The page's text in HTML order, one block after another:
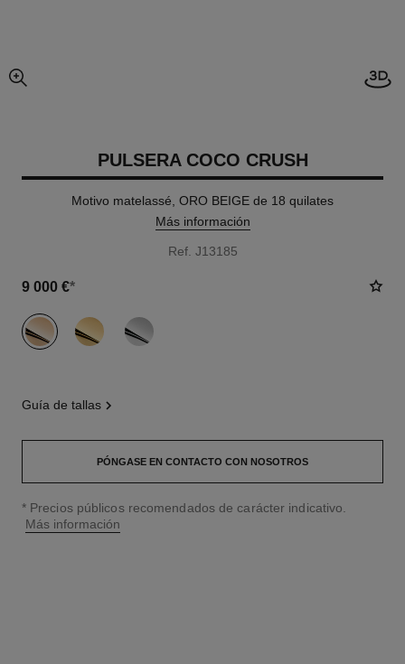
imagen agrandada
PULSERA COCO CRUSH
Motivo matelassé, ORO BEIGE de 18 quilates
Más información
Ref. J13185
9 000 €*
variante (3)
guía de tallas
PÓNGASE EN CONTACTO CON NOSOTROS
↩
* Precios públicos recomendados de carácter indicativo.
Más información